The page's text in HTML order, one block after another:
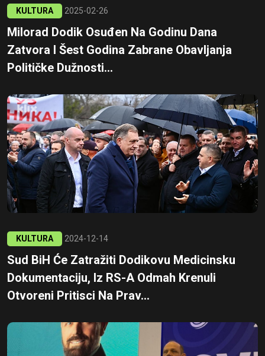
KULTURA 2025-02-26
Milorad Dodik Osuđen Na Godinu Dana
Zatvora I Šest Godina Zabrane Obavljanja
Političke Dužnosti...
KULTURA 2024-12-14
Sud BiH Će Zatražiti Dodikovu Medicinsku
Dokumentaciju, Iz RS-A Odmah Krenuli
Otvoreni Pritisci Na Prav...